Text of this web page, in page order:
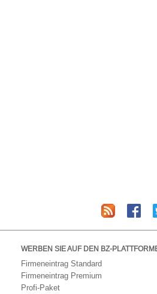
WERBEN SIE AUF DEN BZ-
Firmeneintrag Standard
Firmeneintrag Premium
Profi-Paket